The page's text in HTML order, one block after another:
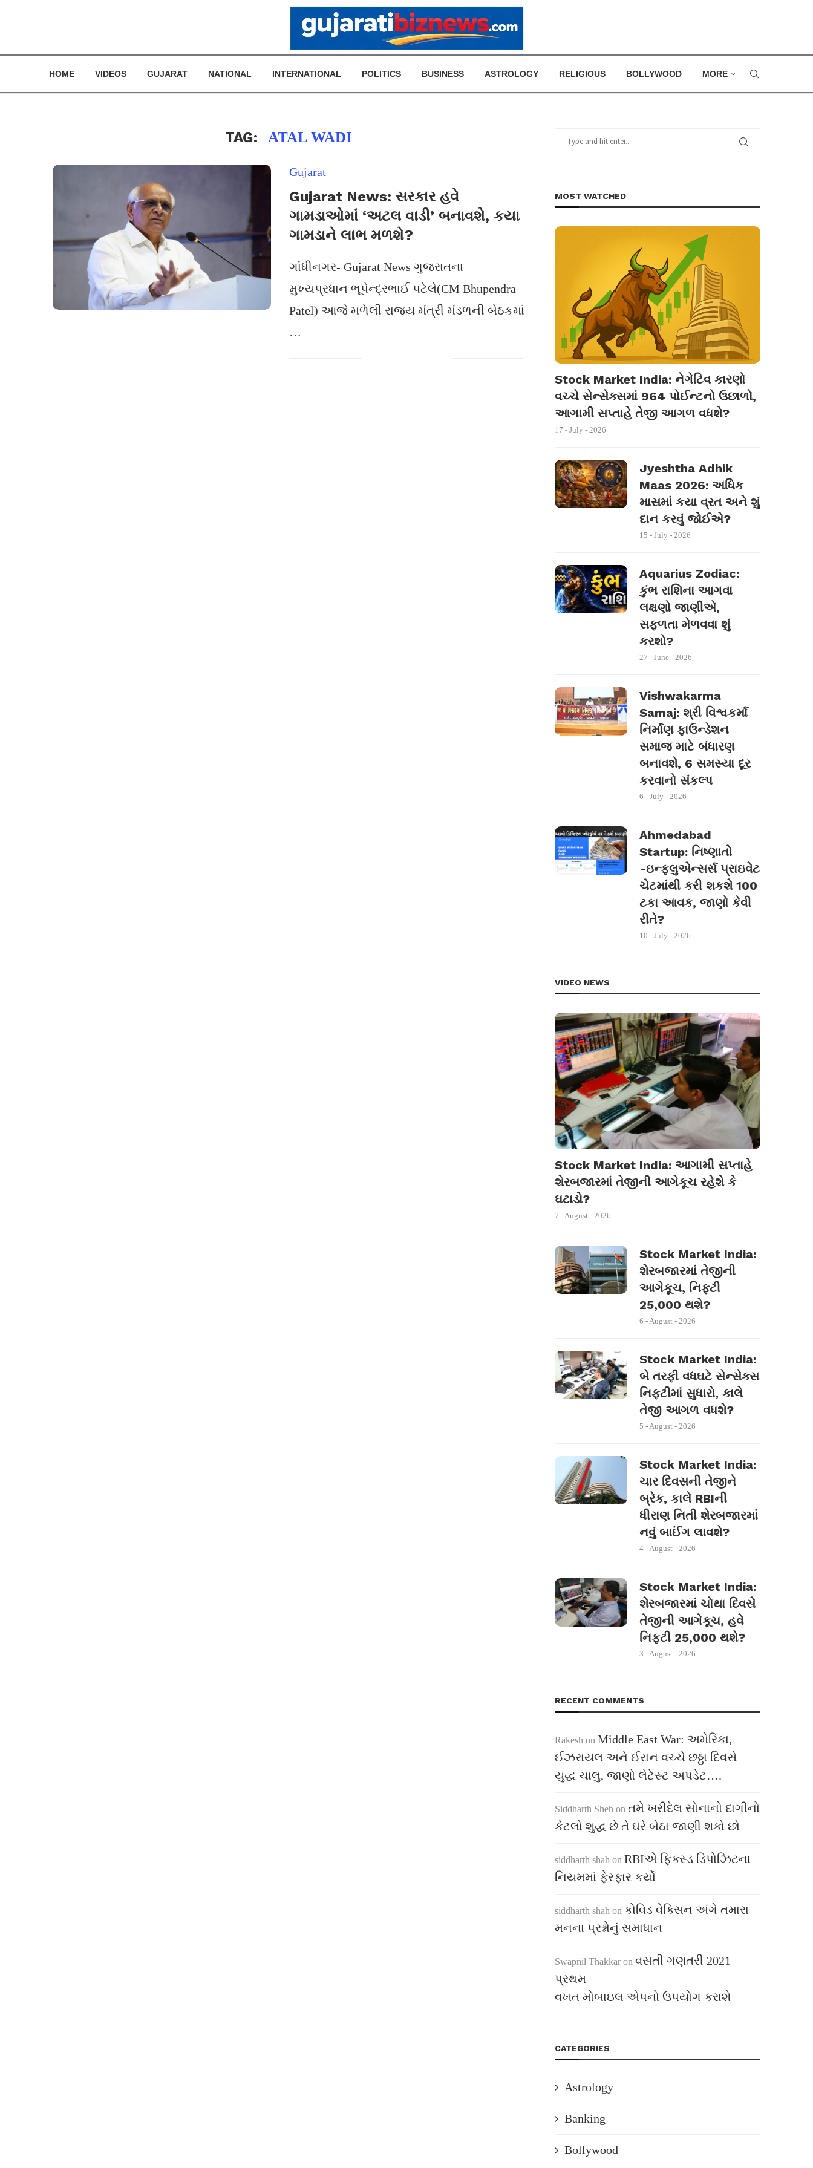
HOME VIDEOS GUJARAT NATIONAL INTERNATIONAL POLITICS BUSINESS ASTROLOGY RELIGIOUS BOLLYWOOD MORE
TAG: ATAL WADI
Gujarat
Gujarat News: સરકાર હવે
ગામડાઓમાં ‘અટલ વાડી’ બનાવશે, કયા
ગામડાને લાભ મળશે?
ગાંધીનગર- Gujarat News ગુજરાતના
મુખ્યપ્રધાન ભૂપેન્દ્રભાઈ પટેલે(CM Bhupendra
Patel) આજે મળેલી રાજ્ય મંત્રી મંડળની બેઠકમાં
…
MOST WATCHED
Stock Market India: નેગેટિવ કારણો
વચ્ચે સેન્સેક્સમાં 964 પોઈન્ટનો ઉછાળો,
આગામી સપ્તાહે તેજી આગળ વધશે?
17 - July - 2026
Jyeshtha Adhik
Maas 2026: અધિક
માસમાં કયા વ્રત અને શું
દાન કરવું જોઈએ?
15 - July - 2026
Aquarius Zodiac:
કુંભ રાશિના આગવા
લક્ષણો જાણીએ,
સફળતા મેળવવા શું
કરશો?
27 - June - 2026
Vishwakarma
Samaj: શ્રી વિશ્વકર્મા
નિર્માણ ફાઉન્ડેશન
સમાજ માટે બંધારણ
બનાવશે, 6 સમસ્યા દૂર
કરવાનો સંકલ્પ
6 - July - 2026
Ahmedabad
Startup: નિષ્ણાતો
-ઇન્ફ્લુએન્સર્સ પ્રાઇવેટ
ચેટમાંથી કરી શકશે 100
ટકા આવક, જાણો કેવી
રીતે?
10 - July - 2026
VIDEO NEWS
Stock Market India: આગામી સપ્તાહે
શેરબજારમાં તેજીની આગેકૂચ રહેશે કે
ઘટાડો?
7 - August - 2026
Stock Market India:
શેરબજારમાં તેજીની
આગેકૂચ, નિફ્ટી
25,000 થશે?
6 - August - 2026
Stock Market India:
બે તરફી વધઘટે સેન્સેક્સ
નિફ્ટીમાં સુધારો, કાલે
તેજી આગળ વધશે?
5 - August - 2026
Stock Market India:
ચાર દિવસની તેજીને
બ્રેક, કાલે RBIની
ધીરાણ નિતી શેરબજારમાં
નવું બાઈંગ લાવશે?
4 - August - 2026
Stock Market India:
શેરબજારમાં ચોથા દિવસે
તેજીની આગેકૂચ, હવે
નિફ્ટી 25,000 થશે?
3 - August - 2026
RECENT COMMENTS
Rakesh on Middle East War: અમેરિકા,
ઈઝરાયલ અને ઈરાન વચ્ચે છઠ્ઠા દિવસે
યુદ્ધ ચાલુ, જાણો લેટેસ્ટ અપડેટ….
Siddharth Sheh on તમે ખરીદેલ સોનાનો દાગીનો
કેટલો શુદ્ધ છે તે ઘરે બેઠા જાણી શકો છો
siddharth shah on RBIએ ફિક્સ્ડ ડિપોઝિટના
નિયમમાં ફેરફાર કર્યો
siddharth shah on કોવિડ વેક્સિન અંગે તમારા
મનના પ્રશ્નોનું સમાધાન
Swapnil Thakkar on વસતી ગણતરી 2021 –
પ્રથમ
વખત મોબાઇલ એપનો ઉપયોગ કરાશે
CATEGORIES
Astrology
Banking
Bollywood